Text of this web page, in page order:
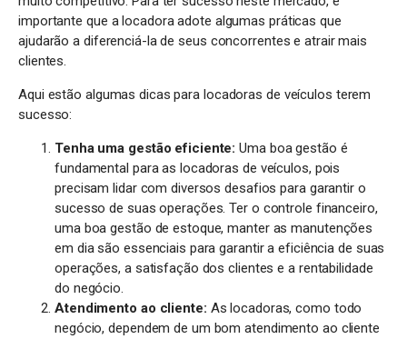
importante que a locadora adote algumas práticas que
ajudarão a diferenciá-la de seus concorrentes e atrair mais
clientes.
Aqui estão algumas dicas para locadoras de veículos terem
sucesso:
Tenha uma gestão eficiente:Uma boa gestão é
fundamental para as locadoras de veículos, pois
precisam lidar com diversos desafios para garantir o
sucesso de suas operações. Ter o controle financeiro,
uma boa gestão de estoque, manter as manutenções
em dia são essenciais para garantir a eficiência de suas
operações, a satisfação dos clientes e a rentabilidade
do negócio.
Atendimento ao cliente: As locadoras, como todo
negócio, dependem de um bom atendimento ao cliente